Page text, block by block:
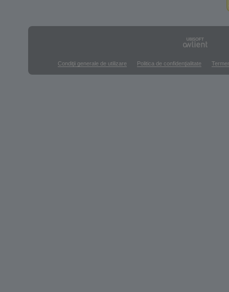
Condiţii generale de utilizare Politica de confidenţialitate